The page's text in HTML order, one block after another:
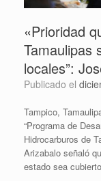
«Prioridad
Tamaulipas
locales”:
Publicado el
Tampico,
“Programa de
Hidrocarburos de
Arizabalo señaló
estado sea